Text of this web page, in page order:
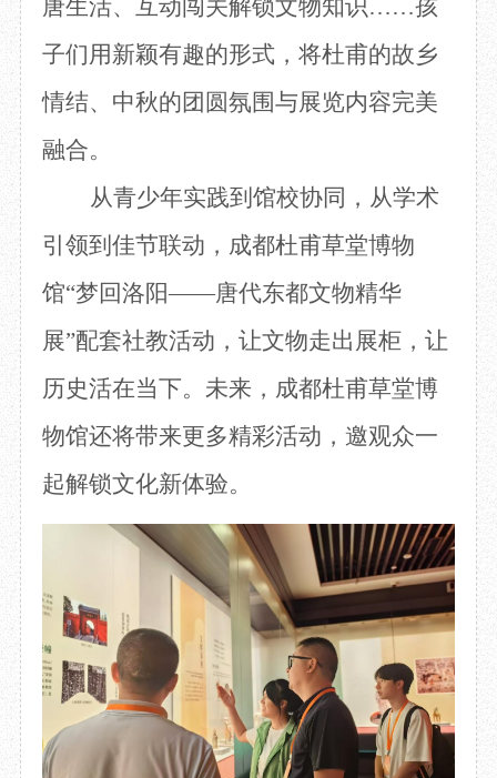
唐生活、互动闯关解锁文物知识……孩
子们用新颖有趣的形式，将杜甫的故乡
情结、中秋的团圆氛围与展览内容完美
融合。
从青少年实践到馆校协同，从学术
引领到佳节联动，成都杜甫草堂博物
馆“梦回洛阳——唐代东都文物精华
展”配套社教活动，让文物走出展柜，让
历史活在当下。未来，成都杜甫草堂博
物馆还将带来更多精彩活动，邀观众一
起解锁文化新体验。